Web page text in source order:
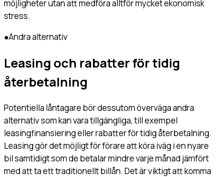
möjligheter utan att medföra alltför mycket ekonomisk
stress.
●Andra alternativ
Leasing och rabatter för tidig
återbetalning
Potentiella låntagare bör dessutom överväga andra
alternativ som kan vara tillgängliga, till exempel
leasingfinansiering eller rabatter för tidig återbetalning.
Leasing gör det möjligt för förare att köra iväg i en nyare
bil samtidigt som de betalar mindre varje månad jämfört
med att ta ett traditionellt billån. Det är viktigt att komma